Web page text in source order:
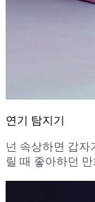
연기 탐지기
넌 속상하면 갑자
릴 때 좋아하던